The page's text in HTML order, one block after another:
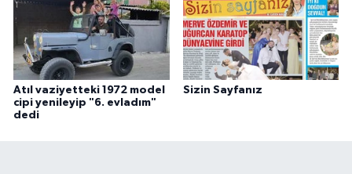
Atıl vaziyetteki 1972 model
cipi yenileyip "6. evladım"
dedi
Sizin Sayfanız